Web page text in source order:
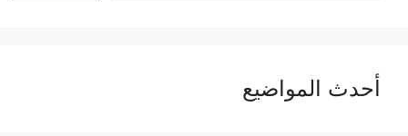
أحدث المواضيع